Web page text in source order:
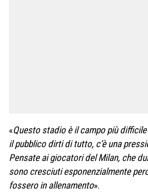
«Questo stadio è il campo più
il pubblico dirti di tutto, c’è una
Pensate ai giocatori del Milan, che
sono cresciuti esponenzialmente
fossero in allenamento».